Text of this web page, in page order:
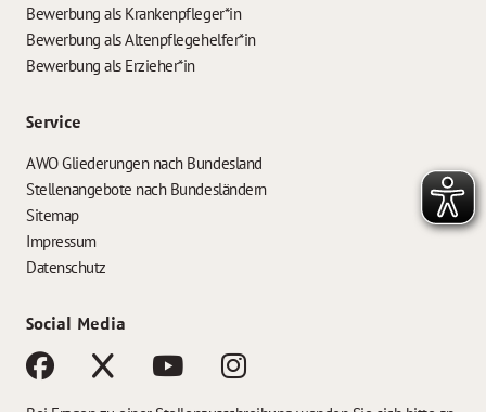
Bewerbung als Krankenpfleger*in
Bewerbung als Altenpflegehelfer*in
Bewerbung als Erzieher*in
Service
AWO Gliederungen nach Bundesland
Stellenangebote nach Bundesländern
Sitemap
Impressum
Datenschutz
Social Media